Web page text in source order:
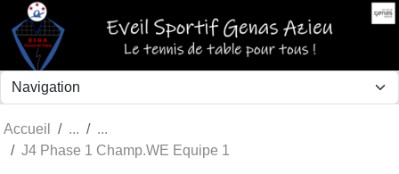
Accueil
J4 Phase 1 Champ.WE Equipe 1
Panneau de gestion des cookies